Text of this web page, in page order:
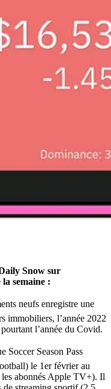
Snow sur
semaine :
neufs enregistre une
immobiliers, l’année 2022
l’année du Covid.
Soccer Season Pass
le 1er février au
abonnés Apple TV+). Il